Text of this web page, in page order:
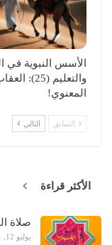
الأسس النبوية في
والتعليم (25):
المعنوي!
السابق التالي
الأكثر قراءة
صلاة
يوليو 12, 2021